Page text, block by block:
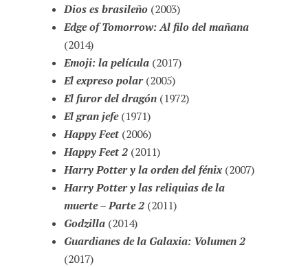
Dios es brasileño(2003)
Edge of Tomorrow: Al filo del mañana
(2014)
Emoji: la película(2017)
El expreso polar(2005)
El furor del dragón(1972)
El gran jefe(1971)
Happy Feet(2006)
Happy Feet 2 (2011)
Harry Potter y la orden del fénix(2007)
Harry Potter y las reliquias de la
muerte – Parte 2(2011)
Godzilla(2014)
Guardianes de la Galaxia: Volumen 2
(2017)